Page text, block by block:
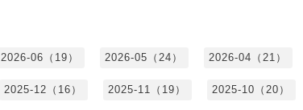
2026-06（19） 2026-05（24） 2026-04（21）
2025-12（16） 2025-11（19） 2025-10（20）